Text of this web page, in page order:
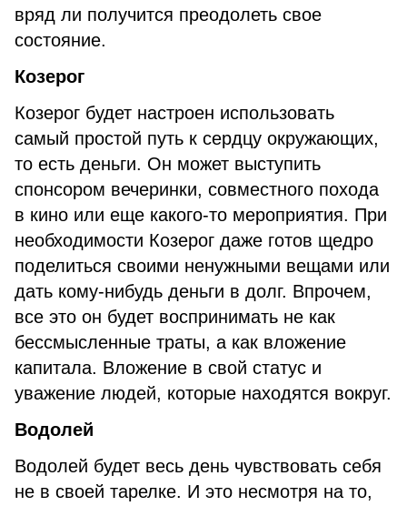
вряд ли получится преодолеть свое
состояние.
Козерог
Козерог будет настроен использовать
самый простой путь к сердцу окружающих,
то есть деньги. Он может выступить
спонсором вечеринки, совместного похода
в кино или еще какого-то мероприятия. При
необходимости Козерог даже готов щедро
поделиться своими ненужными вещами или
дать кому-нибудь деньги в долг. Впрочем,
все это он будет воспринимать не как
бессмысленные траты, а как вложение
капитала. Вложение в свой статус и
уважение людей, которые находятся вокруг.
Водолей
Водолей будет весь день чувствовать себя
не в своей тарелке. И это несмотря на то,